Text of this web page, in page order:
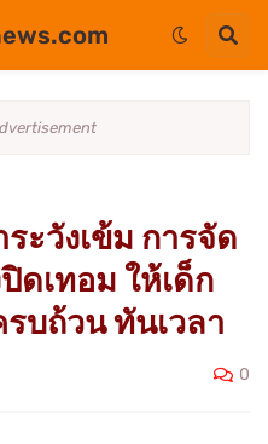
ะวังเข้ม การจัด
ดเทอม ให้เด็ก
บถ้วน ทันเวลา
0